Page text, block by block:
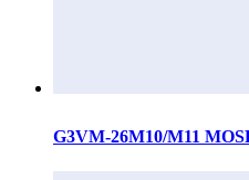
G3VM-26M10/M11